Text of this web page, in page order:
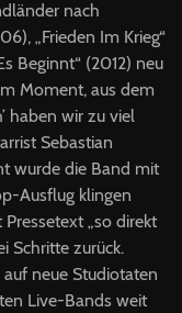
nach
„Frieden Im Krieg“
Beginnt“ (2012) neu
Moment, aus dem
haben wir zu viel
Sebastian
wurde die Band mit
Ausflug klingen
„so direkt
Schritte zurück.
auf neue Studiotaten
Live-Bands weit